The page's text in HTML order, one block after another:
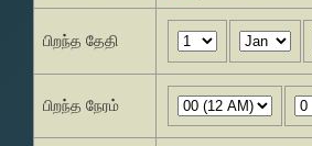
பிறந்த தேதி
பிறந்த நேரம்